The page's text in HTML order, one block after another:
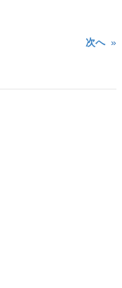
次へ »